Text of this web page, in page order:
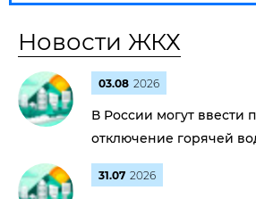
Новости ЖКХ
03.08 2026
В России могут ввести
отключение горячей
31.07 2026